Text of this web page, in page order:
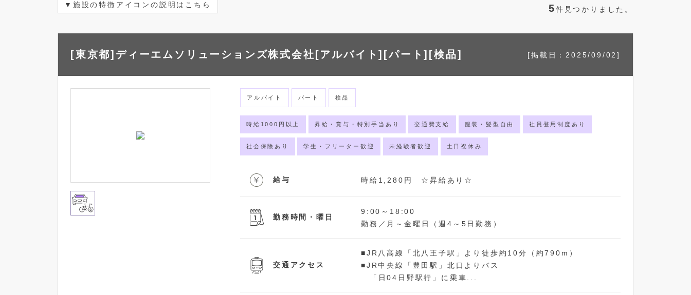
施設の特徴アイコンの説明はこちら 5件見つかりました。
[東京都]ディーエムソリューションズ株式会社[アルバイト][パート][検品] [掲載日：2025/09/02]
アルバイト パート 検品
時給1000円以上 昇給・賞与・特別手当あり 交通費支給 服装・髪型自由 社員登用制度あり
社会保険あり 学生・フリーター歓迎 未経験者歓迎 土日祝休み
給与 時給1,280円 ☆昇給あり☆
勤務時間・曜日
9:00～18:00
勤務／月～金曜日（週4～5日勤務）
交通アクセス
■JR八高線「北八王子駅」より徒歩約10分（約790m）
■JR中央線「豊田駅」北口よりバス
「日04日野駅行」に乗車...